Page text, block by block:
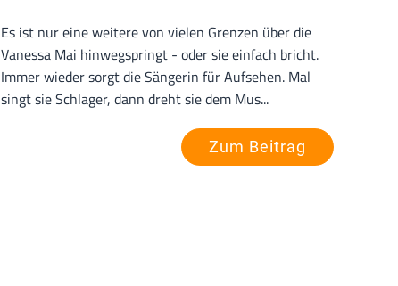
Es ist nur eine weitere von vielen Grenzen über die
Vanessa Mai hinwegspringt - oder sie einfach bricht.
Immer wieder sorgt die Sängerin für Aufsehen. Mal
singt sie Schlager, dann dreht sie dem Mus...
Zum Beitrag